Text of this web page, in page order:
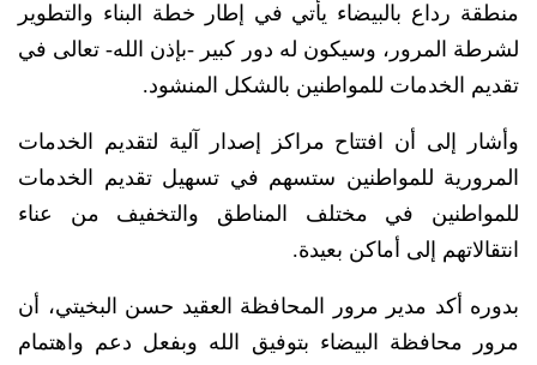
منطقة رداع بالبيضاء يأتي في إطار خطة البناء والتطوير
لشرطة المرور، وسيكون له دور كبير -بإذن الله- تعالى في
تقديم الخدمات للمواطنين بالشكل المنشود.
وأشار إلى أن افتتاح مراكز إصدار آلية لتقديم الخدمات
المرورية للمواطنين ستسهم في تسهيل تقديم الخدمات
للمواطنين في مختلف المناطق والتخفيف من عناء
انتقالاتهم إلى أماكن بعيدة.
بدوره أكد مدير مرور المحافظة العقيد حسن البخيتي، أن
مرور محافظة البيضاء بتوفيق الله وبفعل دعم واهتمام